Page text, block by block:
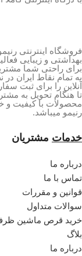
فروشگاه اینترنتی
بهداشتی و زیبایی
برای راحتی شما
به تمام نقاط ایران
آنلاین را برای ثبت
تا هنگام تحویل به
محصولات با کیفیت و
رنیمو میباشد.
خدمات مشتریان
درباره ما
تماس با ما
قوانین و مقررات
سوالات متداول
خرید قرص ماشین
بلاگ
درباره ما